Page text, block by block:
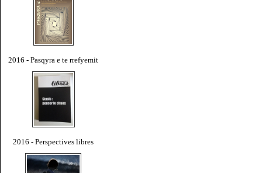
2016 - Pasqyra e te rrefyemit
2016 - Perspectives libres